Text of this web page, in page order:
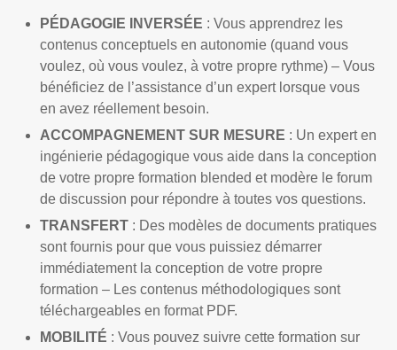
PÉDAGOGIE INVERSÉE : Vous apprendrez les
contenus conceptuels en autonomie (quand vous
voulez, où vous voulez, à votre propre rythme) – Vous
bénéficiez de l’assistance d’un expert lorsque vous
en avez réellement besoin.
ACCOMPAGNEMENT SUR MESURE : Un expert en
ingénierie pédagogique vous aide dans la conception
de votre propre formation blended et modère le forum
de discussion pour répondre à toutes vos questions.
TRANSFERT : Des modèles de documents pratiques
sont fournis pour que vous puissiez démarrer
immédiatement la conception de votre propre
formation – Les contenus méthodologiques sont
téléchargeables en format PDF.
MOBILITÉ : Vous pouvez suivre cette formation sur